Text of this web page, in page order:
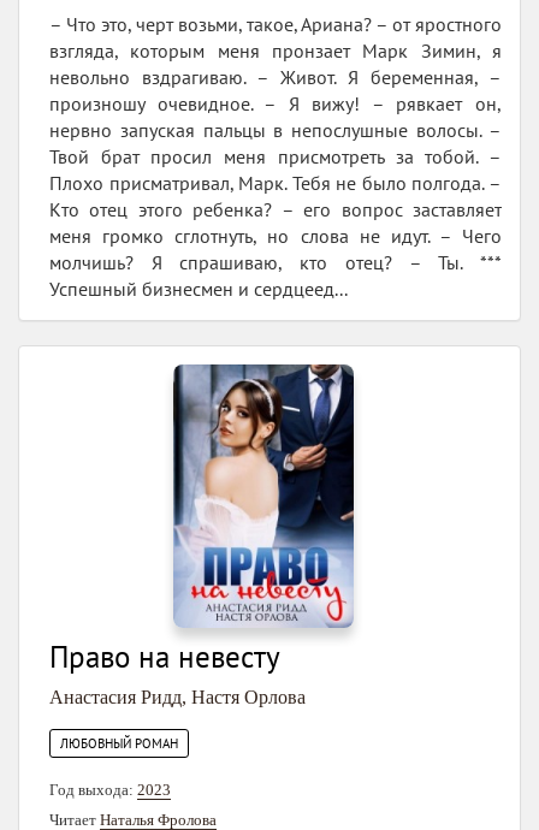
– Что это, черт возьми, такое, Ариана? – от яростного
взгляда, которым меня пронзает Марк Зимин, я
невольно вздрагиваю. – Живот. Я беременная, –
произношу очевидное. – Я вижу! – рявкает он,
нервно запуская пальцы в непослушные волосы. –
Твой брат просил меня присмотреть за тобой. –
Плохо присматривал, Марк. Тебя не было полгода. –
Кто отец этого ребенка? – его вопрос заставляет
меня громко сглотнуть, но слова не идут. – Чего
молчишь? Я спрашиваю, кто отец? – Ты. ***
Успешный бизнесмен и сердцеед...
Право на невесту
Анастасия Ридд, Настя Орлова
ЛЮБОВНЫЙ РОМАН
Год выхода: 2023
Читает Наталья Фролова